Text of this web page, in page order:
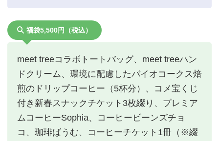
福袋5,500円（税込）
meet treeコラボトートバッグ、meet treeハン
ドクリーム、環境に配慮したバイオコークス焙
煎のドリップコーヒー（5杯分）、コメ宝くじ
付き新春スナックチケット3枚綴り、プレミア
ムコーヒーSophia、コーヒービーンズチョ
コ、珈琲ばうむ、コーヒーチケット1冊（※綴